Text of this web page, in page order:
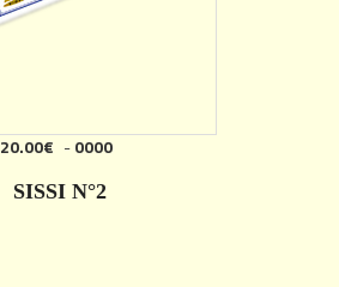
20.00€ -0000
SISSI N°2